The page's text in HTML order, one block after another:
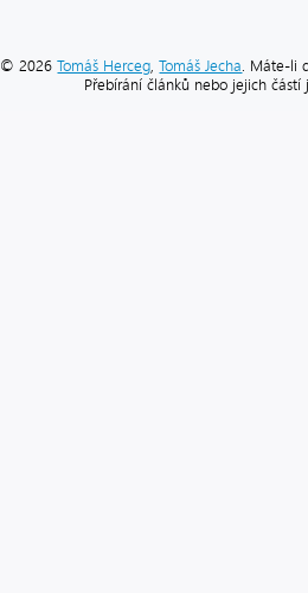
© 2026Tomáš Herceg ,Tomáš Jecha . Máte-li
Přebírání článků nebo jejich